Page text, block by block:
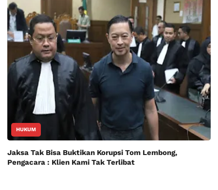
HUKUM
Jaksa Tak Bisa Buktikan Korupsi Tom Lembong,
Pengacara : Klien Kami Tak Terlibat